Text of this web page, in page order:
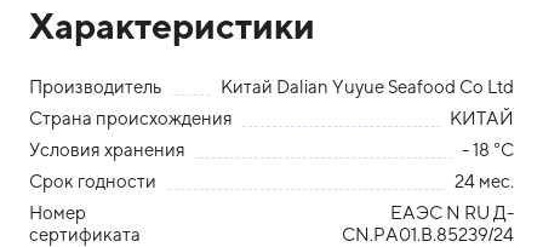
Характеристики
Производитель
Китай Dalian Yuyue Seafood Co Ltd
Страна происхождения
КИТАЙ
Условия хранения
- 18 °С
Срок годности
24 мес.
Номер
сертификата
ЕАЭС N RU Д-
CN.РА01.В.85239/24